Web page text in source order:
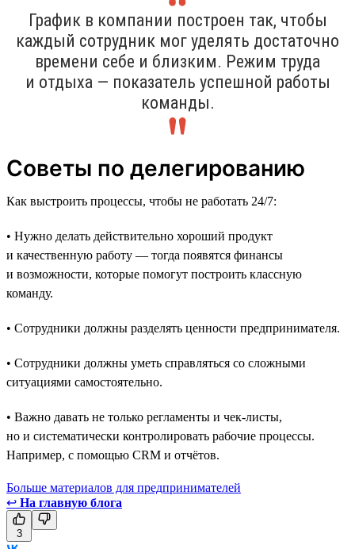
График в компании построен так, чтобы
каждый сотрудник мог уделять достаточно
времени себе и близким. Режим труда
и отдыха — показатель успешной работы
команды.
Советы по делегированию
Как выстроить процессы, чтобы не работать 24/7:
• Нужно делать действительно хороший продукт
и качественную работу — тогда появятся финансы
и возможности, которые помогут построить классную
команду.
• Сотрудники должны разделять ценности предпринимателя.
• Сотрудники должны уметь справляться со сложными
ситуациями самостоятельно.
• Важно давать не только регламенты и чек-листы,
но и систематически контролировать рабочие процессы.
Например, с помощью CRM и отчётов.
Больше материалов для предпринимателей
↩ На главную блога
3